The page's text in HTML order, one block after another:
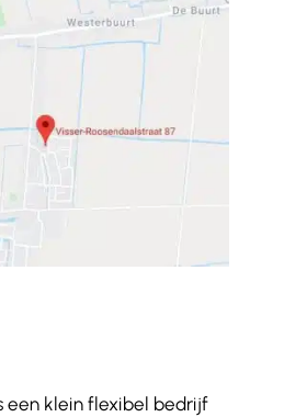
een klein flexibel bedrijf